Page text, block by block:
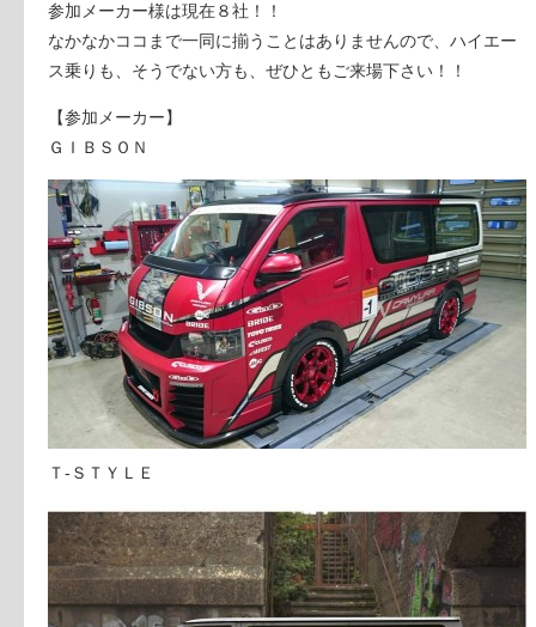
参加メーカー様は現在８社！！
なかなかココまで一同に揃うことはありませんので、ハイエー
ス乗りも、そうでない方も、ぜひともご来場下さい！！
【参加メーカー】
ＧＩＢＳＯＮ
Ｔ-ＳＴＹＬＥ